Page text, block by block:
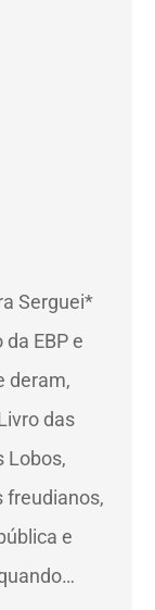
Serguei*
EBP e
deram,
das
Lobos,
freudianos,
e